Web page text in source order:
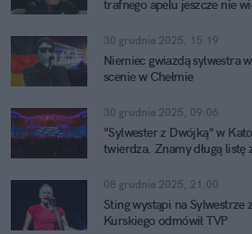
trafnego apelu jeszcze nie
30 grudnia 2025, 15:19
Niemiec gwiazdą sylwestra
scenie w Chełmie
30 grudnia 2025, 09:06
"Sylwester z Dwójką" w
twierdza. Znamy długą listę
08 grudnia 2025, 21:00
Sting wystąpi na Sylwestrze
Kurskiego odmówił TVP